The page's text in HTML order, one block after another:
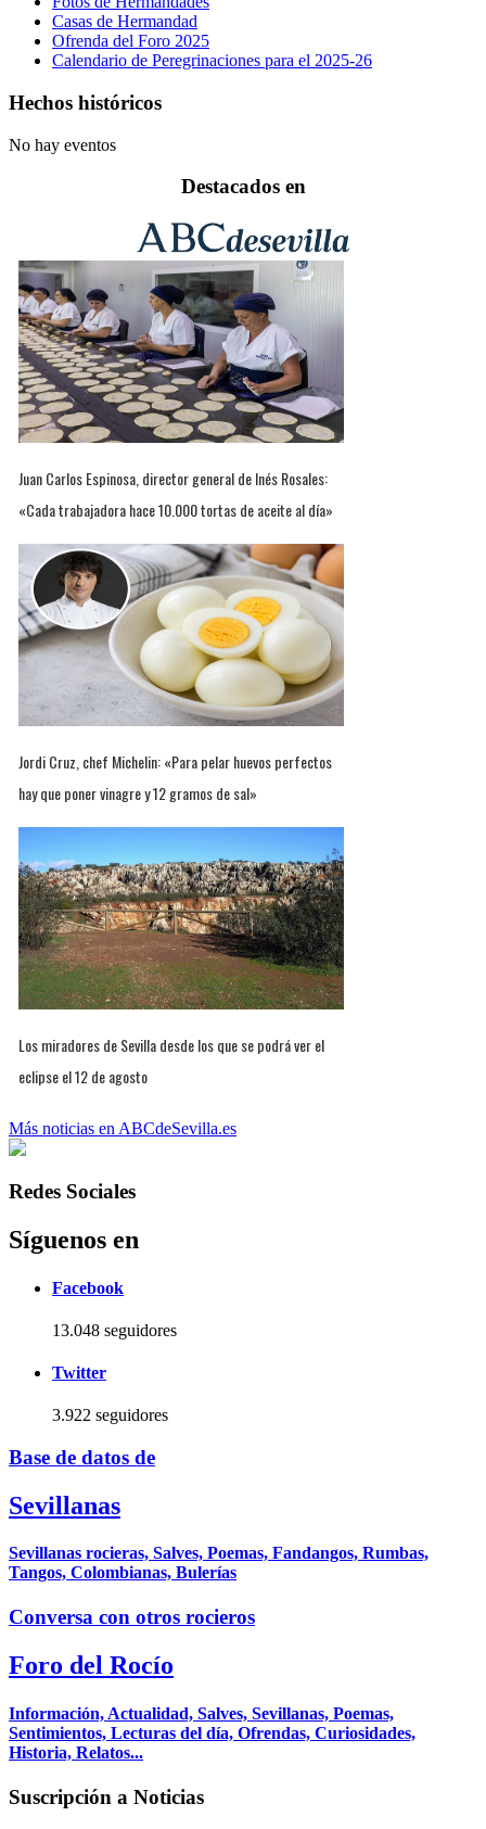
Casas de Hermandad
Ofrenda del Foro 2025
Calendario de Peregrinaciones para el 2025-26
Hechos históricos
No hay eventos
Destacados en
Juan Carlos Espinosa, director general de Inés Rosales:
«Cada trabajadora hace 10.000 tortas de aceite al día»
Jordi Cruz, chef Michelin: «Para pelar huevos perfectos
hay que poner vinagre y 12 gramos de sal»
Los miradores de Sevilla desde los que se podrá ver el
eclipse el 12 de agosto
Más noticias en ABCdeSevilla.es
Redes Sociales
Síguenos en
Facebook
13.048 seguidores
Twitter
3.922 seguidores
Base de datos de
Sevillanas
Sevillanas rocieras, Salves, Poemas, Fandangos, Rumbas,
Tangos, Colombianas, Bulerías
Conversa con otros rocieros
Foro del Rocío
Información, Actualidad, Salves, Sevillanas, Poemas,
Sentimientos, Lecturas del día, Ofrendas, Curiosidades,
Historia, Relatos...
Suscripción a Noticias